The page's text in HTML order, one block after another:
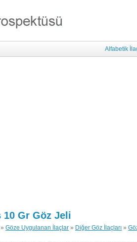
Alfabetik
10 Gr Göz Jeli
» Göze Uygulanan İlaçlar » Diğer Göz İlaçları »